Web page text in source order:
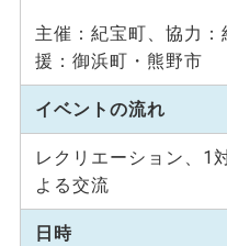
主催：紀宝町、協力
援：御浜町・熊野市
イベントの流れ
レクリエーション、1
よる交流
日時